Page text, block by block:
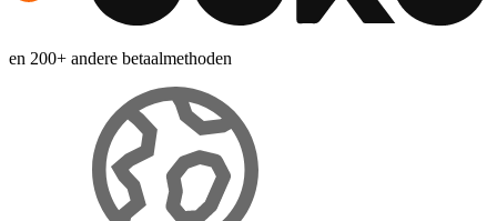
en 200+ andere betaalmethoden